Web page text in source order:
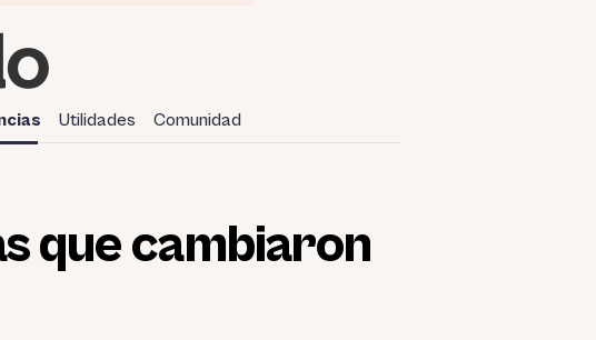
Utilidades Comunidad
que cambiaron